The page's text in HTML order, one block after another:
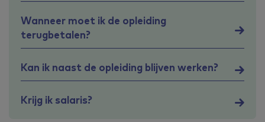
Wanneer moet ik de opleiding
terugbetalen?
Kan ik naast de opleiding blijven werken?
Krijg ik salaris?